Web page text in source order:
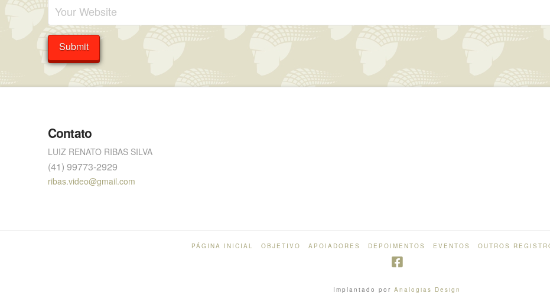
Contato
LUIZ RENATO RIBAS SILVA
(41) 99773-2929
ribas.video@gmail.com
PÁGINA INICIAL OBJETIVO APOIADORES DEPOIMENTOS EVENTOS OUTROS
Implantado por Analogias Design